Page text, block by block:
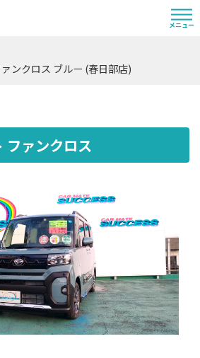
ンクロス ブルー (春日部店)
ファンクロス